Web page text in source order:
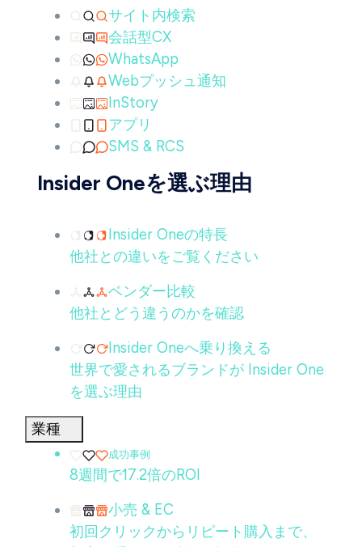
サイト内検索
会話型CX
WhatsApp
Webプッシュ通知
InStory
アプリ
SMS & RCS
Insider Oneを選ぶ理由
Insider Oneの特長
他社との違いをご覧ください
ベンダー比較
他社とどう違うのかを確認
Insider Oneへ乗り換える
世界で愛されるブランドが Insider One
を選ぶ理由
業種
成功事例
8週間で17.2倍のROI
小売 & EC
初回クリックからリピート購入まで、